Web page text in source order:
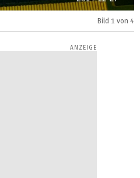
Bild 1 von 4